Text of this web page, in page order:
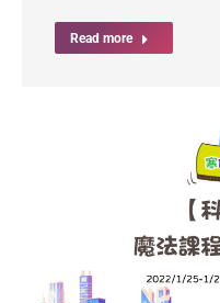
Read more